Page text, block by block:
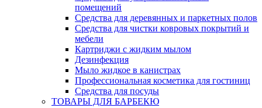
помещений
Средства для деревянных и паркетных полов
Средства для чистки ковровых покрытий и
мебели
Картриджи с жидким мылом
Дезинфекция
Мыло жидкое в канистрах
Профессиональная косметика для гостиниц
Средства для посуды
ТОВАРЫ ДЛЯ БАРБЕКЮ